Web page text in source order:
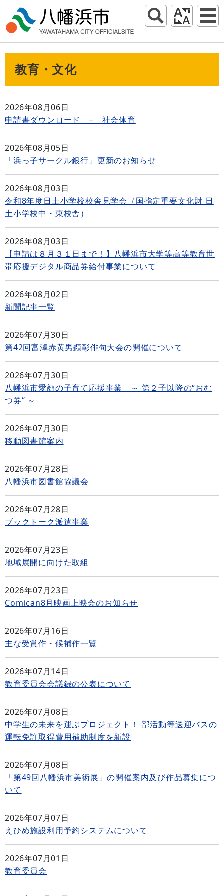
教育・文化
2026年08月06日
申請書ダウンロード − 社会体育
2026年08月05日
「浜っ子サークル銀行」更新のお知らせ
2026年08月03日
令和8年度日土小学校校舎見学会（国指定重要文化財 日
土小学校中・東校舎）
2026年08月03日
【申請は８月３１日まで！】八幡浜市大学等高等教育世
帯応援デジタル商品券給付事業について
2026年08月02日
新聞記事一覧
2026年07月30日
第42回富澤赤黄男顕彰俳句大会の開催について
2026年07月30日
八幡浜市愛顔の子育て応援事業 ～ 第２子以降の“おむ
つ券“ ～
2026年07月30日
移動図書館案内
2026年07月28日
八幡浜市図書館協議会
2026年07月28日
ブックトーク派遣事業
2026年07月23日
地域展開に向けた取組
2026年07月23日
Comican8月映画上映会のお知らせ
2026年07月16日
主な受賞作・候補作一覧
2026年07月14日
教育委員会会議録の公表について
2026年07月08日
中学生の未来を運ぶプロジェクト！ 部活動等送迎バスの
運転免許取得費用補助制度を新設
2026年07月08日
「第49回八幡浜市美術展」の開催案内及び作品募集につ
いて
2026年07月07日
えひめ施設利用予約システムについて
2026年07月01日
教育委員会